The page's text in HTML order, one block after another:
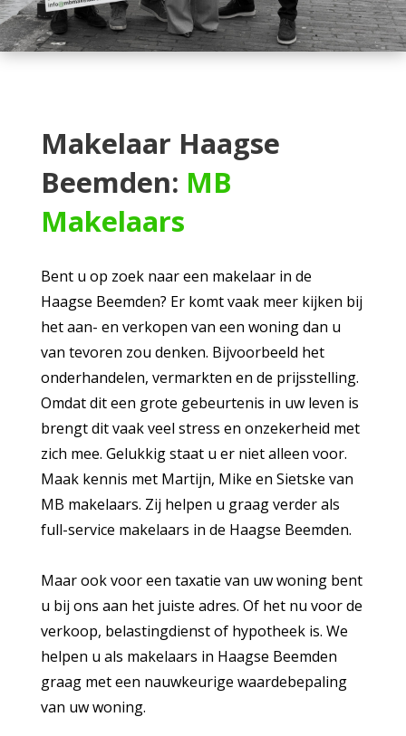
Makelaar Haagse
Beemden: MB
Makelaars
Bent u op zoek naar een makelaarin de
Haagse Beemden? Er komt vaak meer kijken bij
het aan- en verkopen van een woning dan u
van tevoren zou denken. Bijvoorbeeld het
onderhandelen, vermarkten en de prijsstelling.
Omdat dit een grote gebeurtenis in uw leven is
brengt dit vaak veel stress en onzekerheid met
zich mee. Gelukkig staat u er niet alleen voor.
Maak kennis met Martijn, Mike en Sietske van
MB makelaars. Zij helpen u graag verder als
full-service makelaars in de Haagse Beemden.
Maar ook voor een taxatie van uw woning bent
u bij ons aan het juiste adres. Of het nu voor de
verkoop, belastingdienst of hypotheek is. We
helpen u als makelaars in Haagse Beemden
graag met een nauwkeurige waardebepaling
van uw woning.